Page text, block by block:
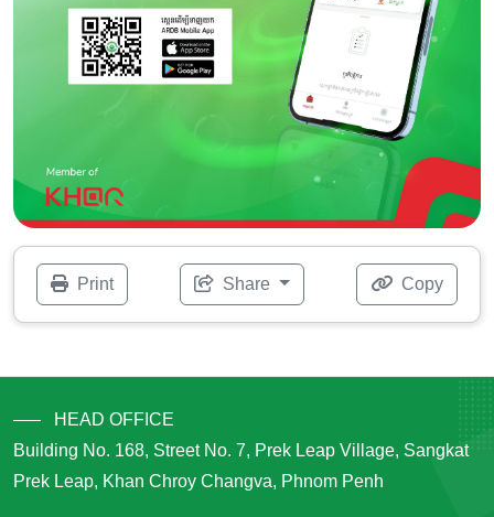
Print Share Copy
HEAD OFFICE
Building No. 168, Street No. 7, Prek Leap Village, Sangkat
Prek Leap, Khan Chroy Changva, Phnom Penh